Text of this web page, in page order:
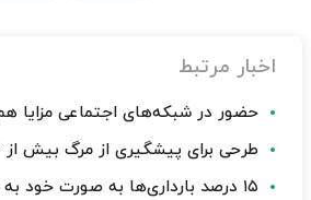
اخبار مرتبط
حضور در شبکه‌های اجتماعی مزایا
طرحی برای پیشگیری از مرگ بیش از ۱۴هزار نوزاد
۱۵ درصد بارداری‌ها به صورت خود به خودی سقط می‌شوند